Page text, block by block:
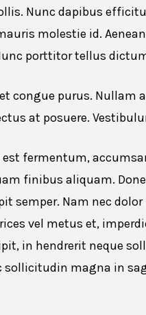
Nunc dapibus
molestie id.
porttitor tellus
congue purus. Nullam
at posuere.
est fermentum,
finibus aliquam.
semper. Nam nec
vel metus et,
in hendrerit neque
sollicitudin magna in